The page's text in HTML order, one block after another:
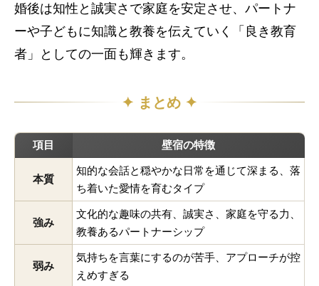
婚後は知性と誠実さで家庭を安定させ、パートナ
ーや子どもに知識と教養を伝えていく「良き教育
者」としての一面も輝きます。
✦ まとめ ✦
項目 壁宿の特徴
本質
知的な会話と穏やかな日常を通じて深まる、落
ち着いた愛情を育むタイプ
強み
文化的な趣味の共有、誠実さ、家庭を守る力、
教養あるパートナーシップ
弱み
気持ちを言葉にするのが苦手、アプローチが控
えめすぎる